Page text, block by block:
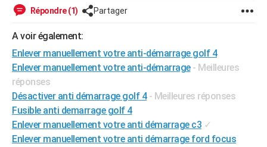
Art de vivre
Bien-être
Loisirs
Mode
Modes de vie
Alimentation
Guide de la santé
Maladies
Médicaments
Sommeil
Destinations
City break
Voyage nature
Voyage de noces
Forum
Climat
+PHOTO
GUIDES D'ACHAT
BONS PLANS
CARTE DE VOEUX
Répondre (1) Partager
A voir également:
Enlever manuellement votre anti-démarrage golf 4
Enlever manuellement votre anti-démarrage - Meilleures
réponses
Désactiver anti démarrage golf 4 - Meilleures réponses
Fusible anti demarrage golf 4
Enlever manuellement votre anti démarrage c3 ✓
Enlever manuellement votre anti démarrage ford focus